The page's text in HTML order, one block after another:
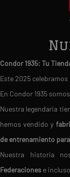
Condor 1935: Tu
Este 2025
En Condor 1935 somos
Nuestra legendaria
hemos vendido y
de entrenamiento
Nuestra historia
Federaciones e incluso